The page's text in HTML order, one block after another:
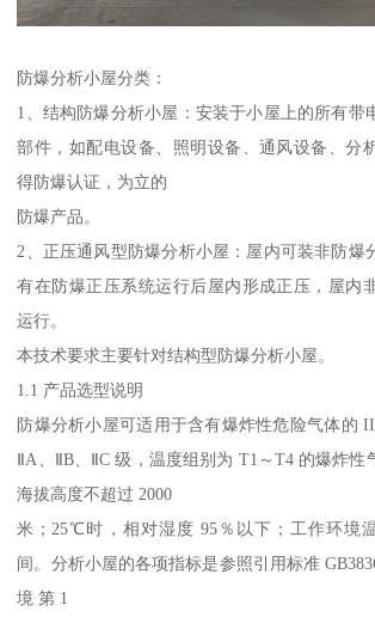
防爆分析小屋分类：
1、结构防爆分析小屋：安装于小屋上的所有带
部件，如配电设备、照明设备、通风设备、分
得防爆认证，为立的
防爆产品。
2、正压通风型防爆分析小屋：屋内可装非防爆
有在防爆正压系统运行后屋内形成正压，屋内
运行。
本技术要求主要针对结构型防爆分析小屋。
1.1 产品选型说明
防爆分析小屋可适用于含有爆炸性危险气体的
ⅡA、ⅡB、ⅡC 级，温度组别为 T1～T4 的爆炸性
海拔高度不超过 2000
米；25℃时，相对湿度 95％以下；工作环境
间。分析小屋的各项指标是参照引用标准
境 第 1